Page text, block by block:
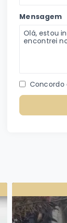
Mensagem
Concordo